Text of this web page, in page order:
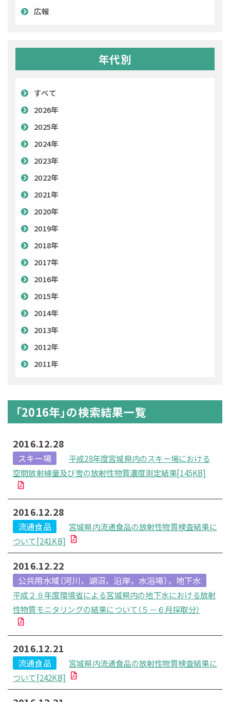
広報
年代別
すべて
2026年
2025年
2024年
2023年
2022年
2021年
2020年
2019年
2018年
2017年
2016年
2015年
2014年
2013年
2012年
2011年
「2016年」の検索結果一覧
2016.12.28
スキー場
平成28年度宮城県内のスキー場における
空間放射線量及び雪の放射性物質濃度測定結果[145KB]
2016.12.28
流通食品
宮城県内流通食品の放射性物質検査結果に
ついて[241KB]
2016.12.22
公共用水域（河川，湖沼，沿岸，水浴場），地下水
平成２８年度環境省による宮城県内の地下水における放射
性物質モニタリングの結果について（５－６月採取分）
2016.12.21
流通食品
宮城県内流通食品の放射性物質検査結果に
ついて[242KB]